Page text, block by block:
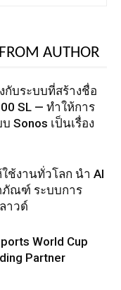
AUTHOR
กับระบบที่สร้างชื่อ
SL — ทำให้การ
Sonos เป็นเรื่อง
ช้งานทั่วโลก นำ AI
ภัณฑ์ ระบบการ
าวด์
World Cup
Partner